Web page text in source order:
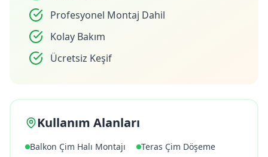
Profesyonel Montaj Dahil
Kolay Bakım
Ücretsiz Keşif
Kullanım Alanları
Balkon Çim Halı Montajı
Teras Çim Döşeme